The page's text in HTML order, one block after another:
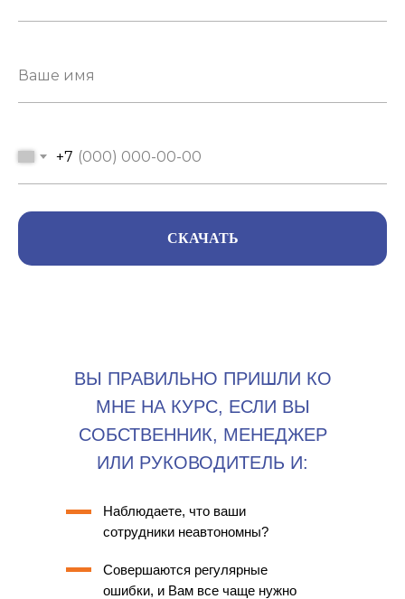
+7
СКАЧАТЬ
ВЫ ПРАВИЛЬНО ПРИШЛИ КО
МНЕ НА КУРС, ЕСЛИ ВЫ
СОБСТВЕННИК, МЕНЕДЖЕР
ИЛИ РУКОВОДИТЕЛЬ И:
Наблюдаете, что ваши
сотрудники неавтономны?
Совершаются регулярные
ошибки, и Вам все чаще нужно